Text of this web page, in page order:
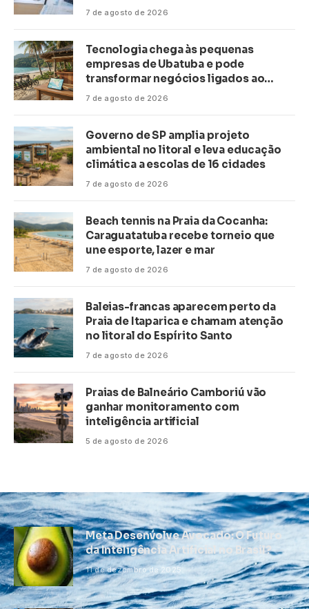
7 de agosto de 2026
Tecnologia chega às pequenas
empresas de Ubatuba e pode
transformar negócios ligados ao
turismo no litoral
7 de agosto de 2026
Governo de SP amplia projeto
ambiental no litoral e leva educação
climática a escolas de 16 cidades
7 de agosto de 2026
Beach tennis na Praia da Cocanha:
Caraguatatuba recebe torneio que
une esporte, lazer e mar
7 de agosto de 2026
Baleias-francas aparecem perto da
Praia de Itaparica e chamam atenção
no litoral do Espírito Santo
7 de agosto de 2026
Praias de Balneário Camboriú vão
ganhar monitoramento com
inteligência artificial
5 de agosto de 2026
Meta Desenvolve Avocado: O Futuro
da Inteligência Artificial no Brasil?
11 de dezembro de 2025